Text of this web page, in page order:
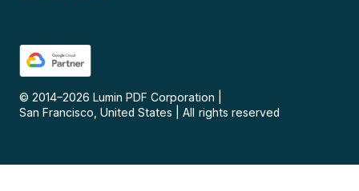
© 2014–2026 Lumin PDF Corporation
San Francisco, United States
All rights reserved